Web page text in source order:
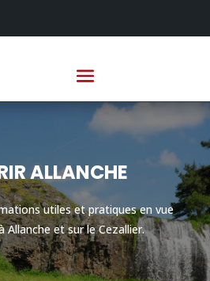
ALLANCHE
utiles et pratiques en vue
Allanche et sur le Cezallier.